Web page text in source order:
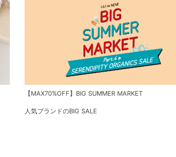
【MAX70%OFF】BIG SUMMER MARKET
人気ブランドのBIG SALE